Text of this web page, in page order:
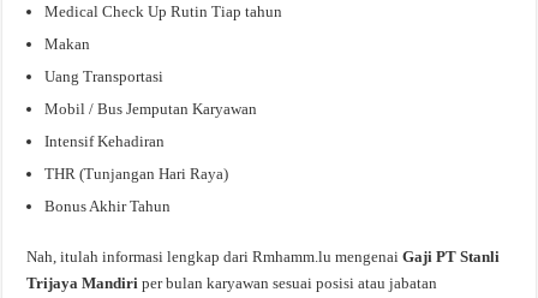
Medical Check Up Rutin Tiap tahun
Makan
Uang Transportasi
Mobil / Bus Jemputan Karyawan
Intensif Kehadiran
THR (Tunjangan Hari Raya)
Bonus Akhir Tahun
Nah, itulah informasi lengkap dari Rmhamm.lu mengenaiGaji PT Stanli
Trijaya Mandiriper bulan karyawan sesuai posisi atau jabatan